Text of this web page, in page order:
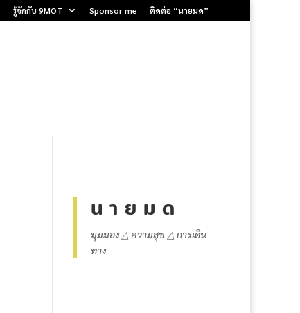
รู้จักกับ 9MOT Sponsor me ติดต่อ “นายมด”
น า ย ม ด
มุมมอง △ ความสุข △ การเดิน
ทาง